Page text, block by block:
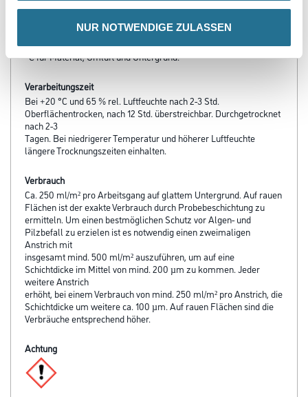
NUR NOTWENDIGE ZULASSEN
Verarbeitungstemp./Luftfeuchte
Untere Temperaturgrenze bei der Verarbeitung und Trocknung: +5
°C für Material, Umluft und Untergrund.
Verarbeitungszeit
Bei +20 °C und 65 % rel. Luftfeuchte nach 2-3 Std.
Oberflächentrocken, nach 12 Std. überstreichbar. Durchgetrocknet
nach 2-3
Tagen. Bei niedrigerer Temperatur und höherer Luftfeuchte
längere Trocknungszeiten einhalten.
Verbrauch
Ca. 250 ml/m² pro Arbeitsgang auf glattem Untergrund. Auf rauen
Flächen ist der exakte Verbrauch durch Probebeschichtung zu
ermitteln. Um einen bestmöglichen Schutz vor Algen- und
Pilzbefall zu erzielen ist es notwendig einen zweimaligen
Anstrich mit
insgesamt mind. 500 ml/m² auszuführen, um auf eine
Schichtdicke im Mittel von mind. 200 µm zu kommen. Jeder
weitere Anstrich
erhöht, bei einem Verbrauch von mind. 250 ml/m² pro Anstrich, die
Schichtdicke um weitere ca. 100 µm. Auf rauen Flächen sind die
Verbräuche entsprechend höher.
Achtung